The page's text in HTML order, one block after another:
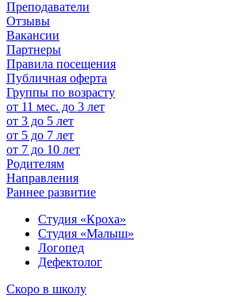
Преподаватели
Отзывы
Вакансии
Партнеры
Правила посещения
Публичная оферта
Группы по возрасту
от 11 мес. до 3 лет
от 3 до 5 лет
от 5 до 7 лет
от 7 до 10 лет
Родителям
Направления
Раннее развитие
Студия «Кроха»
Студия «Малыш»
Логопед
Дефектолог
Скоро в школу